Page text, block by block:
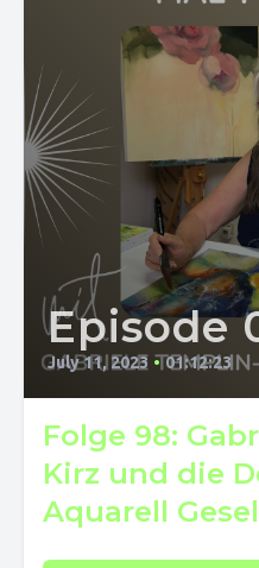
Episode
July 11, 2023 • 01:12:23
Folge 98:
Kirz und die
Aquarell